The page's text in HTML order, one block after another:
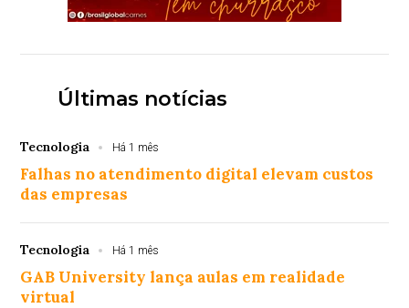
Últimas notícias
Tecnologia Há 1 mês
Falhas no atendimento digital elevam custos
das empresas
Tecnologia Há 1 mês
GAB University lança aulas em realidade
virtual